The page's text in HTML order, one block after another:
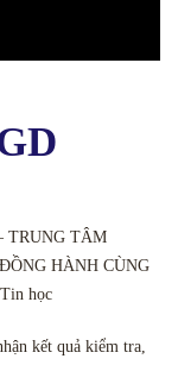
TRUNG TÂM
HÀNH CÙNG
học
kết quả kiểm tra,